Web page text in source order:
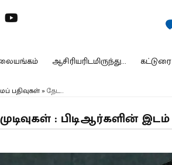
ஆசிரியரிடமிருந்து... கட்டுரை
பதிவுகள்» தேட...
: பிடிஆர்களின்